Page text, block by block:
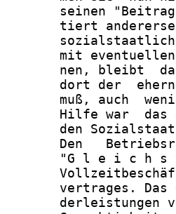
seinen
tiert
mit
nen, bleibt
dort der
muß, auch
Hilfe war  das
den
Den
"G l e i c h s
vertrages. Das
derleistungen